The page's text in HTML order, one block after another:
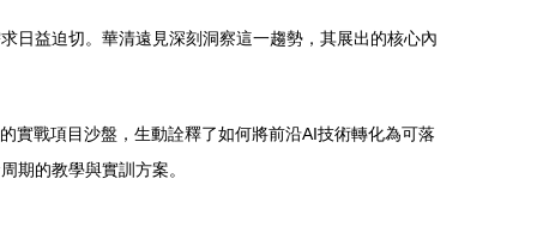
日益迫切。華清遠見深刻洞察這一趨勢，其展出的核心內
實戰項目沙盤，生動詮釋了如何將前沿AI技術轉化為可落
期的教學與實訓方案。